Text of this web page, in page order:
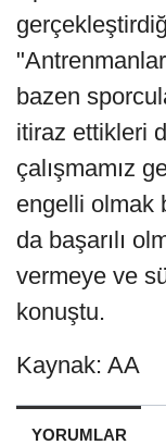
bazen
itiraz ettikleri
çalışmamız
engelli olmak
da başarılı
vermeye ve
konuştu.
Kaynak: AA
YORUMLAR